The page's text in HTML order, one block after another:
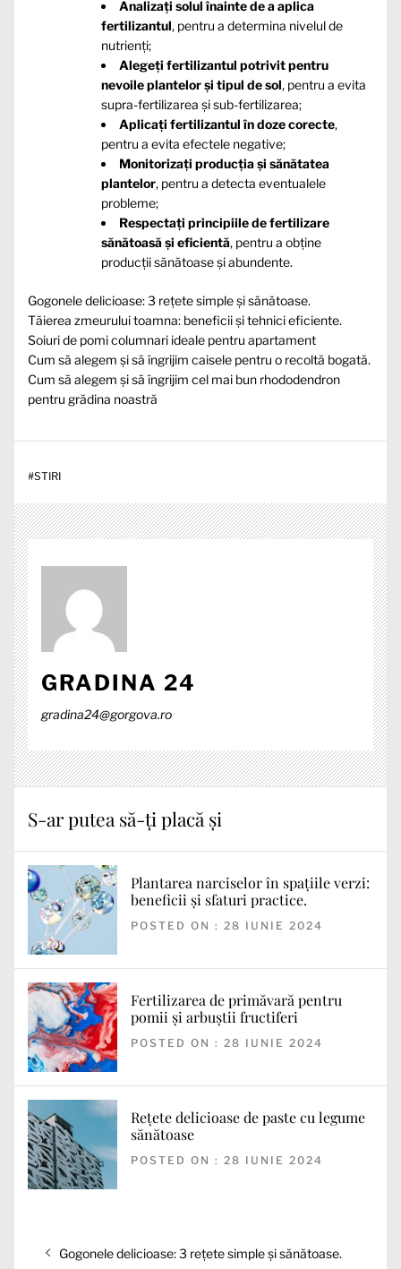
Analizați solul înainte de a aplica
fertilizantul, pentru a determina nivelul de
nutrienți;
Alegeți fertilizantul potrivit pentru
nevoile plantelor și tipul de sol, pentru a evita
supra-fertilizarea și sub-fertilizarea;
Aplicați fertilizantul în doze corecte,
pentru a evita efectele negative;
Monitorizați producția și sănătatea
plantelor, pentru a detecta eventualele
probleme;
Respectați principiile de fertilizare
sănătoasă și eficientă, pentru a obține
producții sănătoase și abundente.
Gogonele delicioase: 3 rețete simple și sănătoase.
Tăierea zmeurului toamna: beneficii și tehnici eficiente.
Soiuri de pomi columnari ideale pentru apartament
Cum să alegem și să îngrijim caisele pentru o recoltă bogată.
Cum să alegem și să îngrijim cel mai bun rhododendron
pentru grădina noastră
#STIRI
GRADINA 24
gradina24@gorgova.ro
S-ar putea să-ți placă și
Plantarea narciselor în spațiile verzi:
beneficii și sfaturi practice.
POSTED ON : 28 IUNIE 2024
Fertilizarea de primăvară pentru
pomii și arbuștii fructiferi
POSTED ON : 28 IUNIE 2024
Rețete delicioase de paste cu legume
sănătoase
POSTED ON : 28 IUNIE 2024
Articolul
Gogonele delicioase: 3 rețete simple și sănătoase.